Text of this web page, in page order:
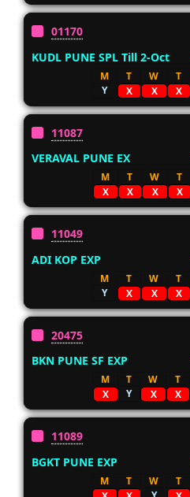
01170
KUDL PUNE SPL Till 2-Oct
M T W T
Y
X X X
11087
VERAVAL PUNE EX
M T W T
X
X X X
11049
ADI KOP EXP
M T W T
Y
X X X
20475
BKN PUNE SF EXP
M T W T
X
Y X X
11089
BGKT PUNE EXP
M T W T